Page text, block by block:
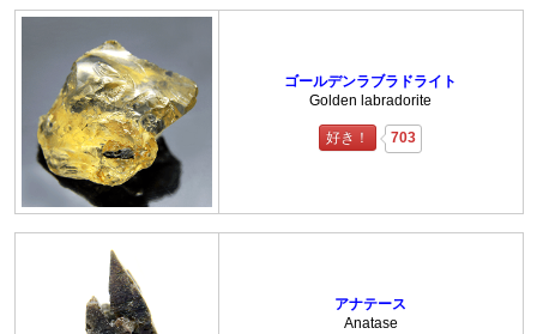
ゴールデンラブラドライト
Golden labradorite
好き！ 703
アナテース
Anatase